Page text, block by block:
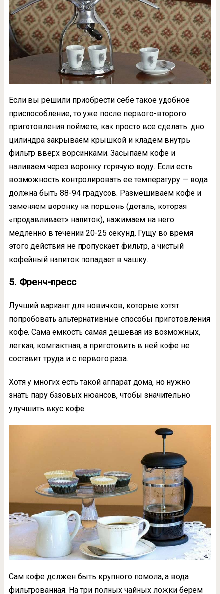
Если вы решили приобрести себе такое удобное
приспособление, то уже после первого-второго
приготовления поймете, как просто все сделать: дно
цилиндра закрываем крышкой и кладем внутрь
фильтр вверх ворсинками. Засыпаем кофе и
наливаем через воронку горячую воду. Если есть
возможность контролировать ее температуру — вода
должна быть 88-94 градусов. Размешиваем кофе и
заменяем воронку на поршень (деталь, которая
«продавливает» напиток), нажимаем на него
медленно в течении 20-25 секунд. Гущу во время
этого действия не пропускает фильтр, а чистый
кофейный напиток попадает в чашку.
5. Френч-пресс
Лучший вариант для новичков, которые хотят
попробовать альтернативные способы приготовления
кофе. Сама емкость самая дешевая из возможных,
легкая, компактная, а приготовить в ней кофе не
составит труда и с первого раза.
Хотя у многих есть такой аппарат дома, но нужно
знать пару базовых нюансов, чтобы значительно
улучшить вкус кофе.
Сам кофе должен быть крупного помола, а вода
фильтрованная. На три полных чайных ложки берем